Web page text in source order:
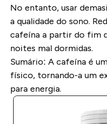
No entanto, usar
a qualidade do sono.
cafeína a partir do fim
noites mal dormidas.
Sumário: A cafeína é
físico, tornando-a um
para energia.